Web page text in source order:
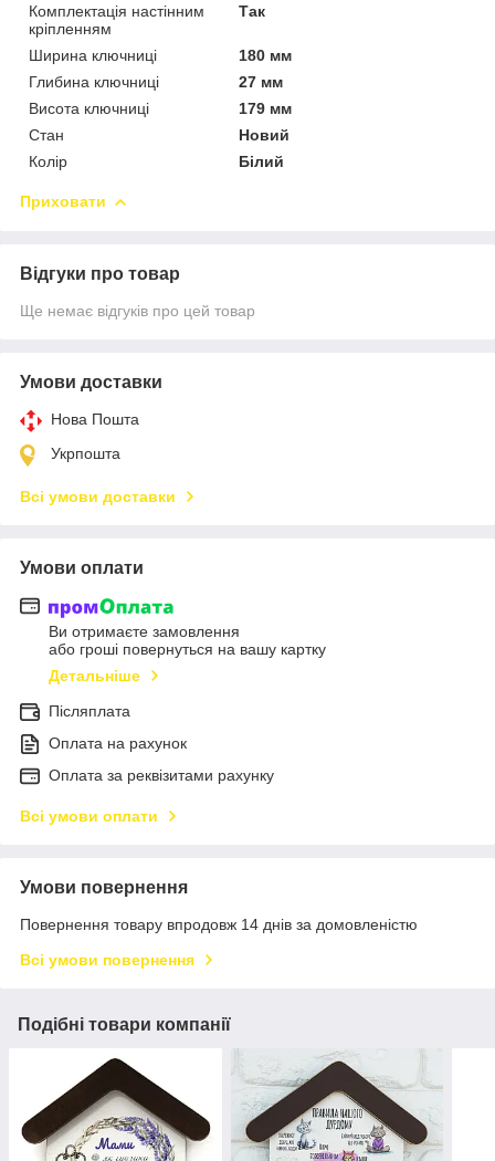
Комплектація настінним
кріпленням
Так
Ширина ключниці
180 мм
Глибина ключниці
27 мм
Висота ключниці
179 мм
Стан
Новий
Колір
Білий
Приховати
Відгуки про товар
Ще немає відгуків про цей товар
Умови доставки
Нова Пошта
Укрпошта
Всі умови доставки
Умови оплати
Ви отримаєте замовлення
або гроші повернуться на вашу картку
Детальніше
Післяплата
Оплата на рахунок
Оплата за реквізитами рахунку
Всі умови оплати
Умови повернення
Повернення товару впродовж 14 днів за домовленістю
Всі умови повернення
Подібні товари компанії